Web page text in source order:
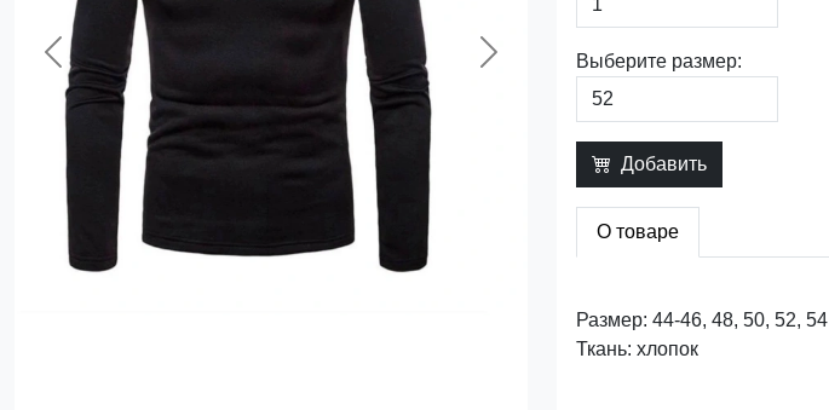
Previous Next Выберите размер:
Добавить
О товаре
Размер: 44-46, 48, 50, 52, 54
Ткань: хлопок